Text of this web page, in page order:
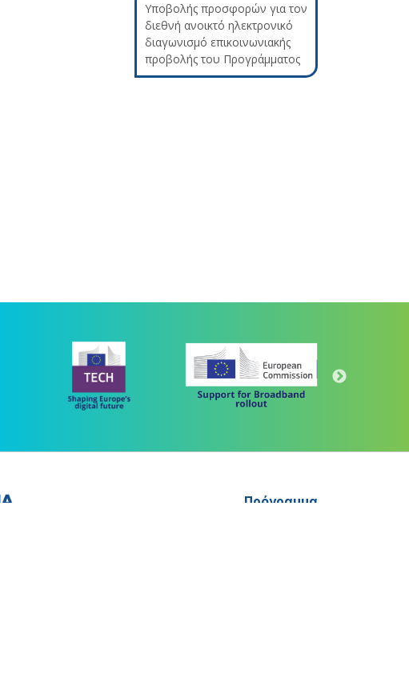
Υποβολής προσφορών για τον
διεθνή ανοικτό ηλεκτρονικό
διαγωνισμό επικοινωνιακής
προβολής του Προγράμματος
Πρόγραμμα